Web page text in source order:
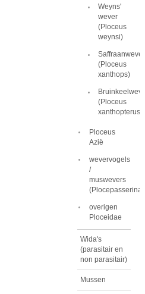
Weyns'
wever
(Ploceus
weynsi)
Saffraanwever
(Ploceus
xanthops)
Bruinkeelwever
(Ploceus
xanthopterus)
Ploceus
Azië
wevervogels
/
muswevers
(Plocepasserinae)
overigen
Ploceidae
Wida's
(parasitair en
non parasitair)
Mussen